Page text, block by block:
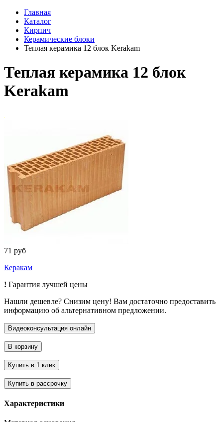
Главная
Каталог
Кирпич
Керамические блоки
Теплая керамика 12 блок Kerakam
Теплая керамика 12 блок
Kerakam
71 руб
Керакам
! Гарантия лучшей цены
Нашли дешевле? Снизим цену! Вам достаточно предоставить
информацию об альтернативном предложении.
Характеристики